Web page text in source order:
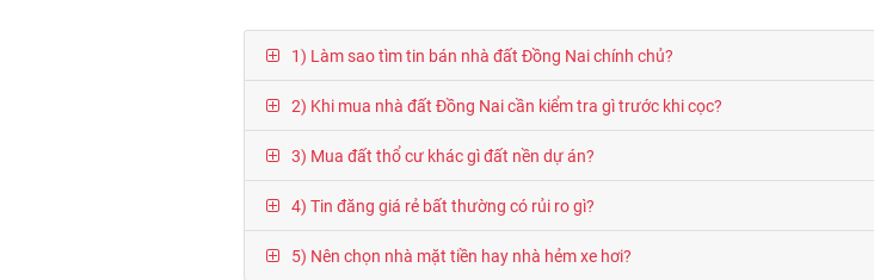
1) Làm sao tìm tin bán nhà đất Đồng Nai chính chủ?
2) Khi mua nhà đất Đồng Nai cần kiểm tra gì trước khi cọc?
3) Mua đất thổ cư khác gì đất nền dự án?
4) Tin đăng giá rẻ bất thường có rủi ro gì?
5) Nên chọn nhà mặt tiền hay nhà hẻm xe hơi?